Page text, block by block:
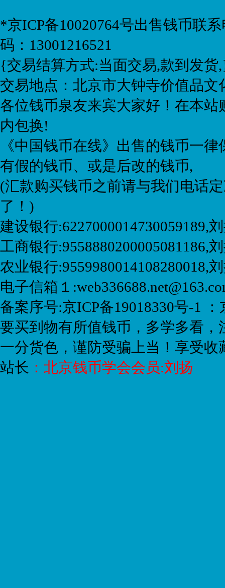
*京ICP备10020764号出售钱币联系
码：13001216521
{交易结算方式:当面交易,款到发货
交易地点：北京市大钟寺价值品文
各位钱币泉友来宾大家好！在本
内包换!
《中国钱币在线》出售的钱币一
有假的钱币、或是后改的钱币,
(汇款购买钱币之前请与我们电话
了！)
建设银行:6227000014730059189,
工商银行:9558880200005081186,
农业银行:9559980014108280018,
电子信箱１
备案序号:京ICP备19018330号-1
要买到物有所值钱币，多学多看
一分货色，谨防受骗上当！享受收
站长 ： 北京钱币学会会员:刘扬